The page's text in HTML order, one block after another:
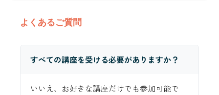
よくあるご質問
すべての講座を受ける必要がありますか？
いいえ、お好きな講座だけでも参加可能で